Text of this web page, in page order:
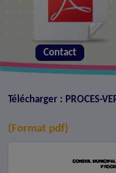
Contact
Télécharger : PROCES-
(Format pdf)